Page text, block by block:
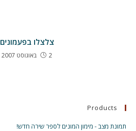
צלצלו בפעמונים
2 באוגוסט 2007
Products
תמונת מצב - מימון המונים לספר שירה חדש!